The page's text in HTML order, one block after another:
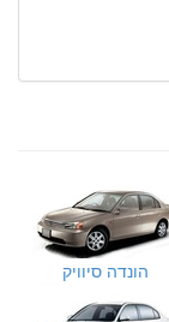
הונדה סיוויק